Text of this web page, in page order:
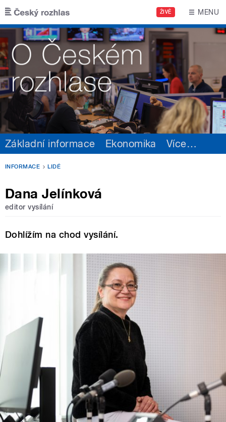
Přejít k hlavnímu obsahu
ŽIVĚ MENU
Základní informace Ekonomika Více…
INFORMACE LIDÉ
Dana Jelínková
editor vysílání
Dohlížím na chod vysílání.